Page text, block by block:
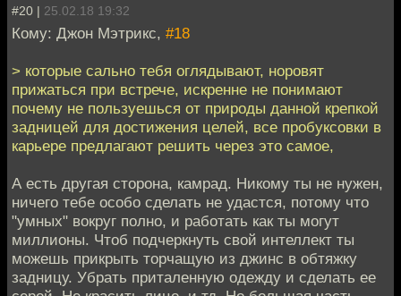
#20 | 25.02.18 19:32
Кому: Джон Мэтрикс, #18
> которые сально тебя оглядывают, норовят
прижаться при встрече, искренне не понимают
почему не пользуешься от природы данной крепкой
задницей для достижения целей, все пробуксовки в
карьере предлагают решить через это самое,
А есть другая сторона, камрад. Никому ты не нужен,
ничего тебе особо сделать не удастся, потому что
"умных" вокруг полно, и работать как ты могут
миллионы. Чтоб подчеркнуть свой интеллект ты
можешь прикрыть торчащую из джинс в обтяжку
задницу. Убрать приталенную одежду и сделать ее